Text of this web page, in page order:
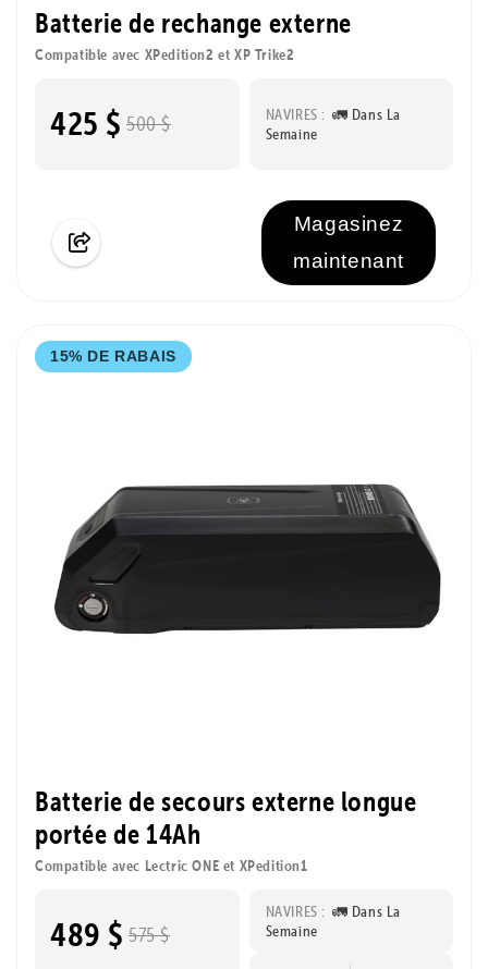
Batterie de rechange externe
Compatible avec XPedition2 et XP Trike2
425 $ 500 $ NAVIRES : 🚛 Dans La
Semaine
Magasinez
maintenant
15% DE RABAIS
Batterie de secours externe longue
portée de 14Ah
Compatible avec Lectric ONE et XPedition1
489 $ 575 $
NAVIRES : 🚛 Dans La
Semaine